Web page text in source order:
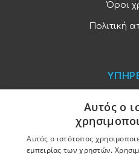
Όροι
Πολιτική
Παραγγελίες
Αυτός ο
Αυτός ο ιστότοπος
εμπειρίας των χρηστών.